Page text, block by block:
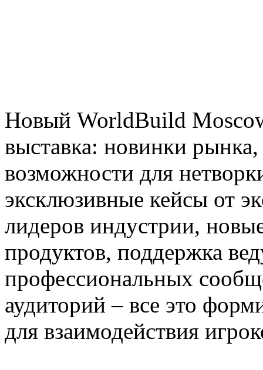
Новый WorldBuild
выставка: новинки
возможности для
эксклюзивные кейсы от
лидеров индустрии,
продуктов, поддержка
профессиональных
аудиторий – все это
для взаимодействия